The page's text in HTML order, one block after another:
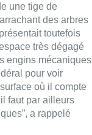
une tige de
des arbres
toutefois
très dégagé
engins mécaniques
pour voir
où il compte
faut par ailleurs
a rappelé